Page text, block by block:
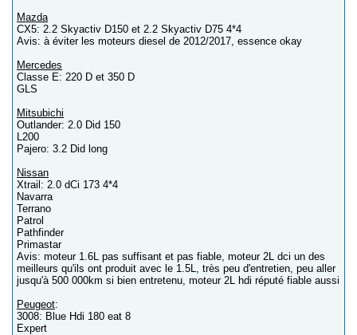
Mazda
CX5: 2.2 Skyactiv D150 et 2.2 Skyactiv D75 4*4
Avis: à éviter les moteurs diesel de 2012/2017, essence okay
Mercedes
Classe E: 220 D et 350 D
GLS
Mitsubichi
Outlander: 2.0 Did 150
L200
Pajero: 3.2 Did long
Nissan
Xtrail: 2.0 dCi 173 4*4
Navarra
Terrano
Patrol
Pathfinder
Primastar
Avis: moteur 1.6L pas suffisant et pas fiable, moteur 2L dci un des
meilleurs qu'ils ont produit avec le 1.5L, très peu d'entretien, peu aller
jusqu'à 500 000km si bien entretenu, moteur 2L hdi réputé fiable aussi
Peugeot:
3008: Blue Hdi 180 eat 8
Expert